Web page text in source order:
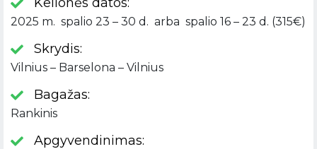
2025 m. spalio 23 – 30 d. arba spalio 16 – 23 d. (315€)
Skrydis:
Vilnius – Barselona – Vilnius
Bagažas:
Rankinis
Apgyvendinimas: